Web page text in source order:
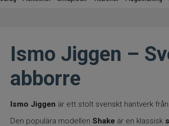
Ismo Jiggen –
abborre
Ismo Jiggen är ett stolt svenskt hantverk från
Den populära modellen Shakeär en klassisk